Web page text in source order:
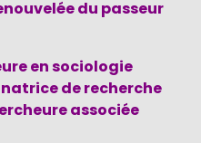
du passeur
en sociologie
de recherche
associée